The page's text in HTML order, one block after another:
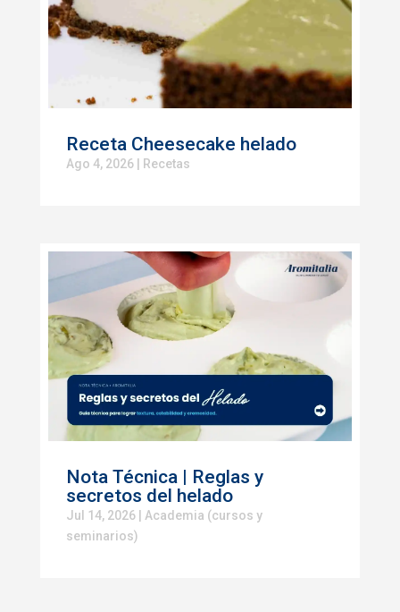
Receta Cheesecake helado
Ago 4, 2026| Recetas
Nota Técnica | Reglas y
secretos del helado
Jul 14, 2026| Academia (cursos y
seminarios)